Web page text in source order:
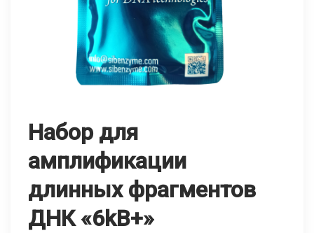
Набор для
амплификации
длинных фрагментов
ДНК «6kB+»